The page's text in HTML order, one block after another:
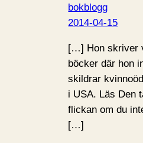
bokblogg
2014-04-15
[…] Hon skriver
böcker där hon
skildrar
i USA. Läs Den
flickan om du
[…]